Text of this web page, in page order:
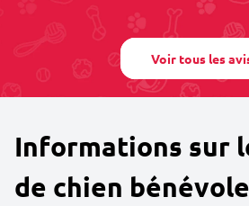
Voir tous les
Informations sur
de chien